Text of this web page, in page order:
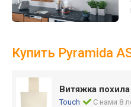
Купить Pyramida
Витяжка
Touch С нами 8